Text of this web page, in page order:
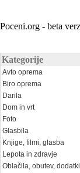
Poceni.org - beta
Kategorije
Avto oprema
Biro oprema
Darila
Dom in vrt
Foto
Glasbila
Knjige, filmi, glasba
Lepota in zdravje
Oblačila, obutev, dodatki